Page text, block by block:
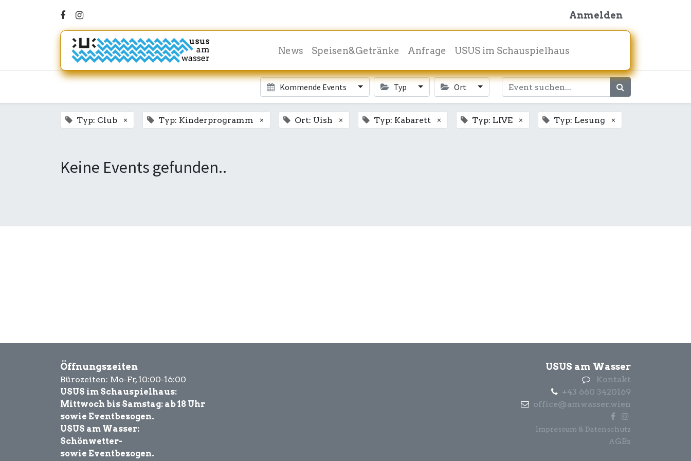
Anmelden
News Speisen&Getränke Anfrage USUS im Schauspielhaus
Kommende Events Typ Ort
Typ: Club × Typ: Kinderprogramm × Ort: Uish × Typ: Kabarett × Typ: LIVE × Typ: Lesung ×
Keine Events gefunden..
Öffnungszeiten
Bürozeiten: Mo-Fr, 10:00-16:00
USUS im Schauspielhaus:
Mittwoch bis Samstag: ab 18 Uhr
sowie Eventbezogen.
USUS am Wasser:
Schönwetter-
sowie Eventbezogen.
USUS am Wasser
Kontakt
+43 660 3420169
office@amwasser.wien
Impressum & Datenschutz
AGBs